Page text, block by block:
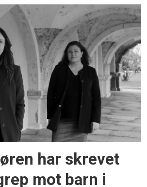
har skrevet
mot barn i